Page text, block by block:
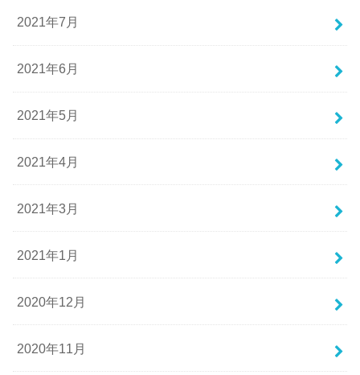
2021年7月
2021年6月
2021年5月
2021年4月
2021年3月
2021年1月
2020年12月
2020年11月